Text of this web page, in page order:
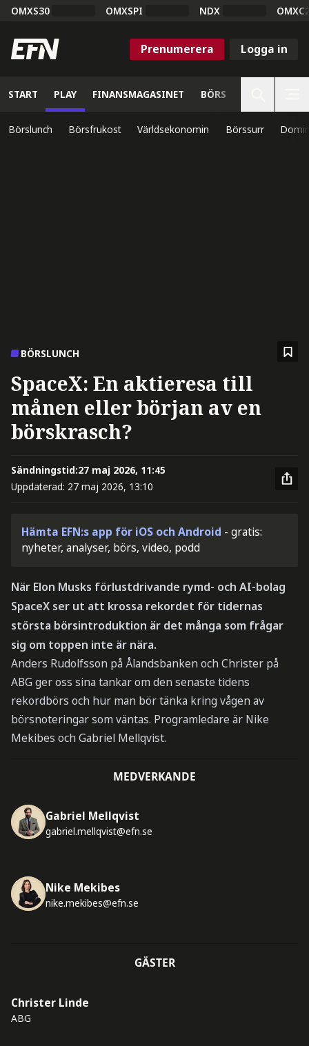
OMXS30 OMXSPI NDX
Prenumerera Logga in
START PLAY FINANSMAGASINET BÖRS
Börslunch Börsfrukost Världsekonomin Börssurr
BÖRSLUNCH
SpaceX: En aktieresa till
månen eller början av en
börskrasch?
Sändningstid:27 maj 2026, 11:45
Uppdaterad: 27 maj 2026, 13:10
Hämta EFN:s app för iOS och Android - gratis:
nyheter, analyser, börs, video, podd
När Elon Musks förlustdrivande rymd- och AI-bolag
SpaceX ser ut att krossa rekordet för tidernas
största börsintroduktion är det många som frågar
sig om toppen inte är nära.
Anders Rudolfsson på Ålandsbanken och Christer på
ABG ger oss sina tankar om den senaste tidens
rekordbörs och hur man bör tänka kring vågen av
börsnoteringar som väntas. Programledare är Nike
Mekibes och Gabriel Mellqvist.
MEDVERKANDE
Gabriel Mellqvist
gabriel.mellqvist@efn.se
Nike Mekibes
nike.mekibes@efn.se
GÄSTER
Christer Linde
ABG